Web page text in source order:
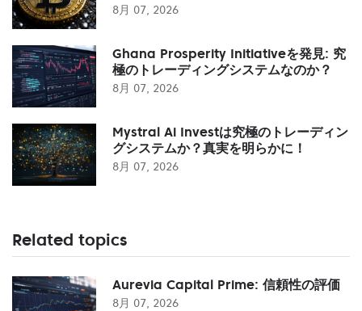
8月 07, 2026
Ghana Prosperity Initiativeを発見: 究
極のトレーディングシステムなのか？
8月 07, 2026
Mystral Ai Investは究極のトレーディン
グシステムか？真実を明らかに！
8月 07, 2026
Related topics
Aurevia Capital Prime: 信頼性の評価
8月 07, 2026